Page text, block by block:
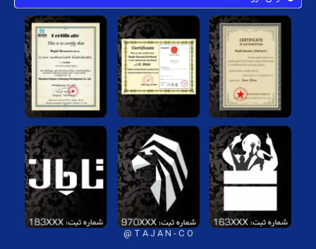
T A J A N - C O @